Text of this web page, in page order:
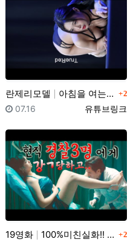
란제리모델 아침을 여는 ~ 란제리 런웨이 2023 COVER GI… 댓글
2
등록자
유튜브링크
등록일
07.16
19영화 100%미친실화!! 이게 실제로 있었던 일이랍니다...… 댓글
2